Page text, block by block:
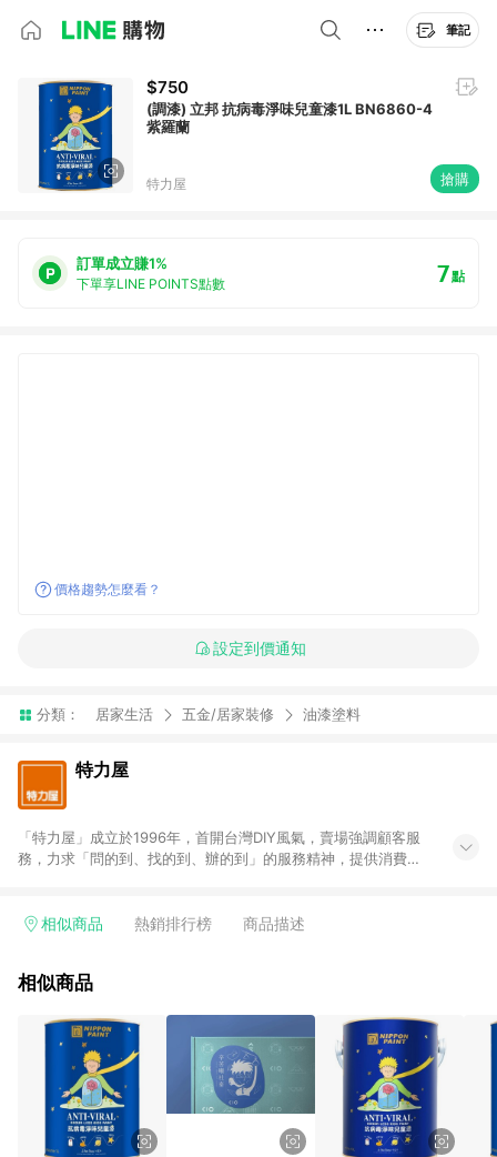
筆記
$750
(調漆) 立邦 抗病毒淨味兒童漆1L BN6860-4
紫羅蘭
特力屋 搶購
訂單成立賺1%
下單享LINE POINTS點數 7點
價格趨勢怎麼看？
設定到價通知
分類： 居家生活 五金/居家裝修 油漆塗料
特力屋
「特力屋」成立於1996年，首開台灣DIY風氣，賣場強調顧客服
務，力求「問的到、找的到、辦的到」的服務精神，提供消費者
客找到居家修繕、佈置或裝潢時所需；另外，在各家分店內規劃
等各方面進行整合，提升服務質感，期望每一位來店顧客，能輕
結帳流程(Easy to buy)、每次到「特力屋」購物都能得到新的啟
發與靈感(Exciting experience)，同時持續提供消費者居家修繕
最佳解決方案，以創造優質居家環境為首要目標，成為消費者打
造幸福家園時的優先選擇。
相似商品 熱銷排行榜 商品描述
相似商品